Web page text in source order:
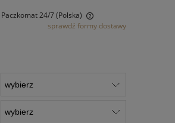
24/7(Polska)
sprawdź formy dostawy